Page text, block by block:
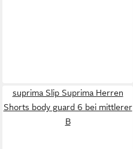
suprima Slip Suprima Herren
Shorts body guard 6 bei mittlerer
B